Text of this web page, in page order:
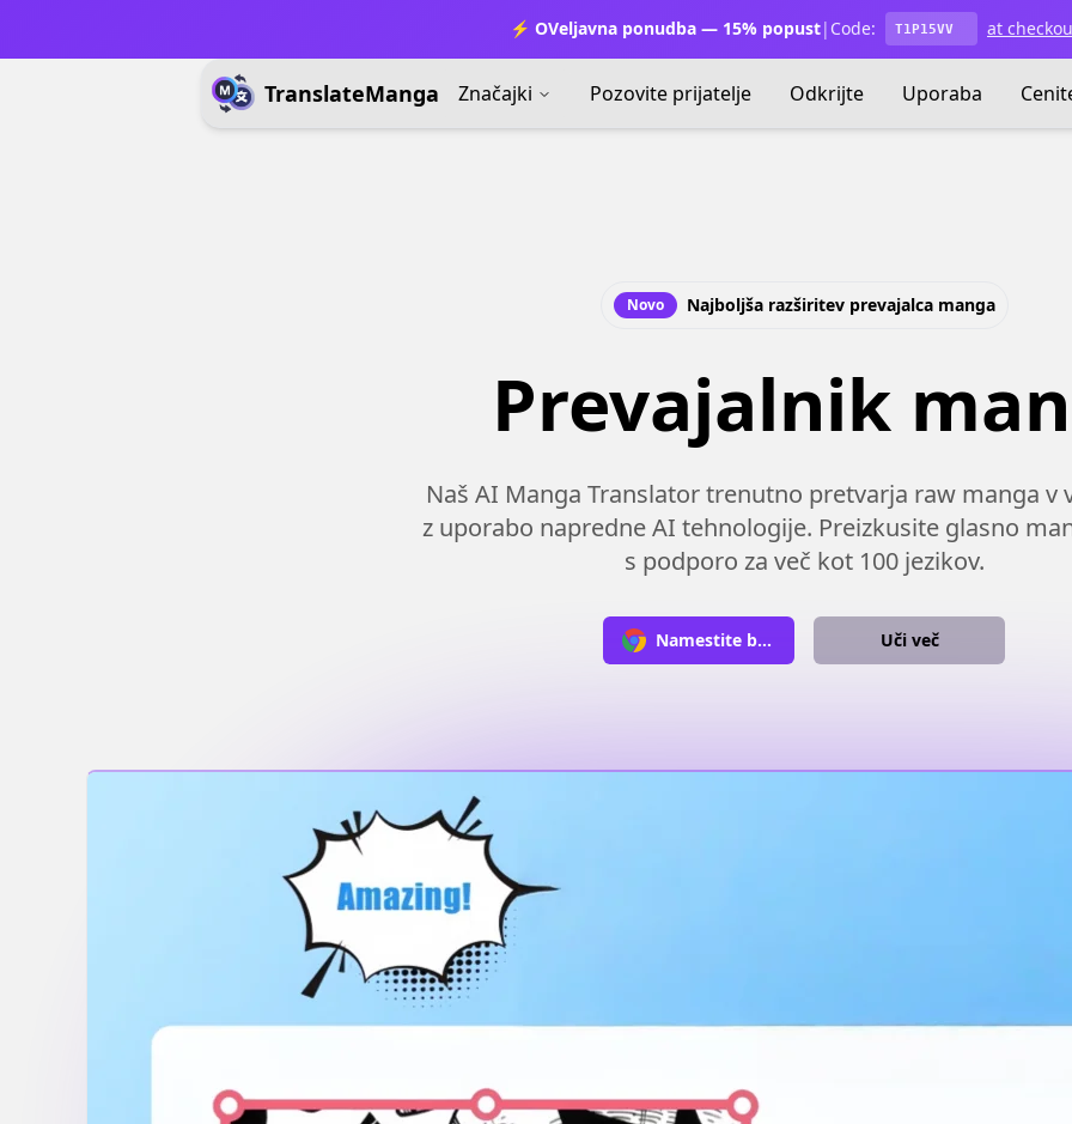
⚡ OVeljavna ponudba — 15% popust| Code: T1P15VV at
TranslateManga Značajki Pozovite prijatelje Odkrijte Uporaba
Novo Najboljša razširitev prevajalca manga
Prevajalnik
Naš AI Manga Translator trenutno pretvarja raw manga v
z uporabo napredne AI tehnologije. Preizkusite glasno
s podporo za več kot 100 jezikov.
Namestite brezplačno Uči več